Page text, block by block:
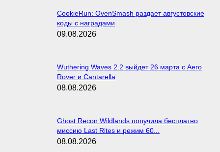
CookieRun: OvenSmash раздает августовские
коды с наградами
09.08.2026
Wuthering Waves 2.2 выйдет 26 марта с Aero
Rover и Cantarella
08.08.2026
Ghost Recon Wildlands получила бесплатно
миссию Last Rites и режим 60...
08.08.2026